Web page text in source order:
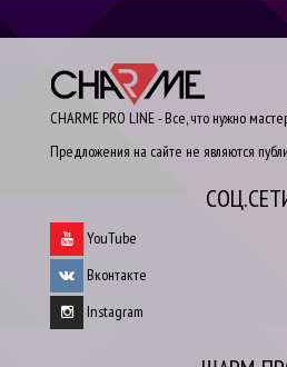
CHARME PRO LINE - Все, что нужно
Предложения на сайте не являются
YouTube
Вконтакте
Instagram